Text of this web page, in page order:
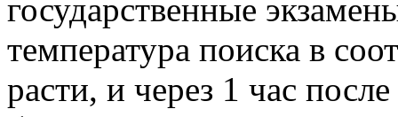
государственные
температура поиска в
расти, и через 1 час